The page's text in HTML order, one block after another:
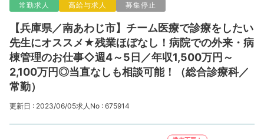
常勤求人 高給与求人 募集停止
【兵庫県／南あわじ市】チーム医療で診療をしたい
先生にオススメ★残業ほぼなし！病院での外来・病
棟管理のお仕事◇週4～5日／年収1,500万円～
2,100万円◎当直なしも相談可能！（総合診療科／
常勤）
更新日 : 2023/06/05求人No : 675914